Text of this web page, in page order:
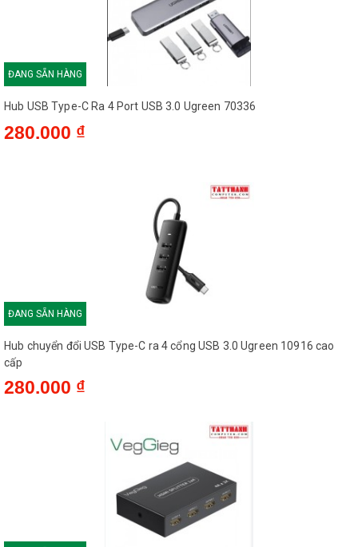
ĐANG SẴN HÀNG
Hub USB Type-C Ra 4 Port USB 3.0 Ugreen 70336
280.000 ₫
ĐANG SẴN HÀNG
Hub chuyển đổi USB Type-C ra 4 cổng USB 3.0 Ugreen 10916 cao
cấp
280.000 ₫